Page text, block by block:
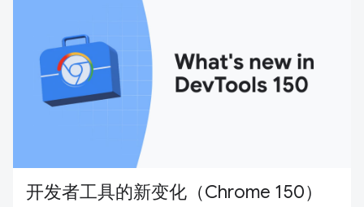
开发者工具的新变化（Chrome 150）